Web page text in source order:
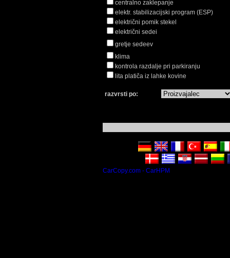
centralno zaklepanje
elektr. stabilizacijski program (ESP)
električni pomik stekel
električni sedei
gretje sedeev
klima
kontrola razdalje pri parkiranju
lita platiča iz lahke kovine
razvrsti po:
CarCopy.com - CarHPM